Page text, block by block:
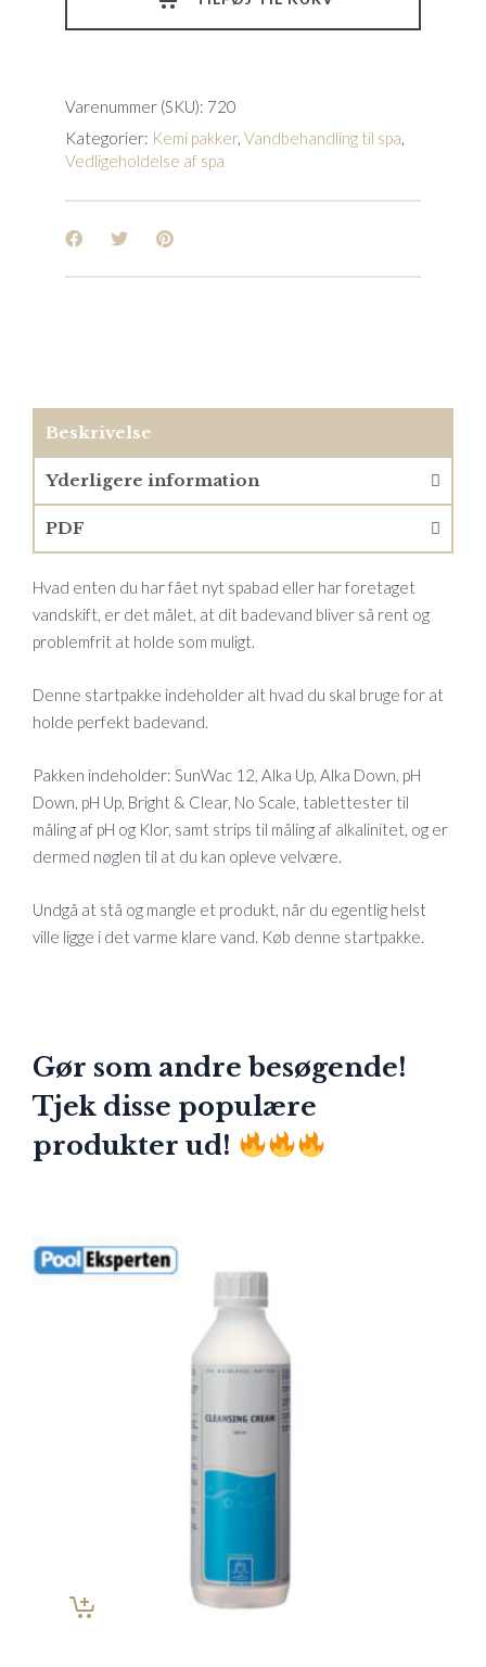
Varenummer (SKU): 720
Kategorier: Kemi pakker, Vandbehandling til spa,
Vedligeholdelse af spa
Beskrivelse
Yderligere information
PDF
Hvad enten du har fået nyt spabad eller har foretaget
vandskift, er det målet, at dit badevand bliver så rent og
problemfrit at holde som muligt.
Denne startpakke indeholder alt hvad du skal bruge for at
holde perfekt badevand.
Pakken indeholder: SunWac 12, Alka Up, Alka Down, pH
Down, pH Up, Bright & Clear, No Scale, tablettester til
måling af pH og Klor, samt strips til måling af alkalinitet, og er
dermed nøglen til at du kan opleve velvære.
Undgå at stå og mangle et produkt, når du egentlig helst
ville ligge i det varme klare vand. Køb denne startpakke.
Gør som andre besøgende!
Tjek disse populære
produkter ud!